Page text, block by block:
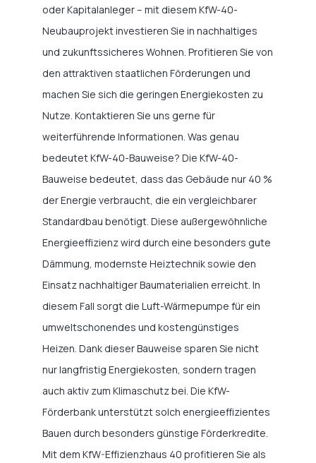
oder Kapitalanleger – mit diesem KfW-40-
Neubauprojekt investieren Sie in nachhaltiges
und zukunftssicheres Wohnen. Profitieren Sie von
den attraktiven staatlichen Förderungen und
machen Sie sich die geringen Energiekosten zu
Nutze. Kontaktieren Sie uns gerne für
weiterführende Informationen. Was genau
bedeutet KfW-40-Bauweise? Die KfW-40-
Bauweise bedeutet, dass das Gebäude nur 40 %
der Energie verbraucht, die ein vergleichbarer
Standardbau benötigt. Diese außergewöhnliche
Energieeffizienz wird durch eine besonders gute
Dämmung, modernste Heiztechnik sowie den
Einsatz nachhaltiger Baumaterialien erreicht. In
diesem Fall sorgt die Luft-Wärmepumpe für ein
umweltschonendes und kostengünstiges
Heizen. Dank dieser Bauweise sparen Sie nicht
nur langfristig Energiekosten, sondern tragen
auch aktiv zum Klimaschutz bei. Die KfW-
Förderbank unterstützt solch energieeffizientes
Bauen durch besonders günstige Förderkredite.
Mit dem KfW-Effizienzhaus 40 profitieren Sie als